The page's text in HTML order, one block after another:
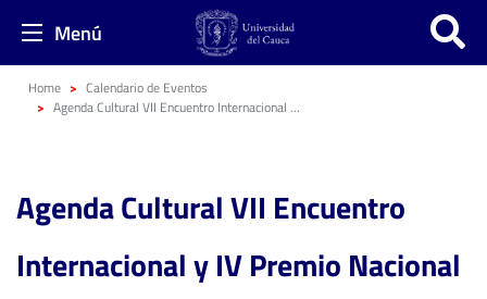
Menú
Home
Calendario de Eventos
Agenda Cultural VII Encuentro Internacional y IV Premio Nacional Universitario de Guitarra 2026
Agenda Cultural VII Encuentro
Internacional y IV Premio Nacional